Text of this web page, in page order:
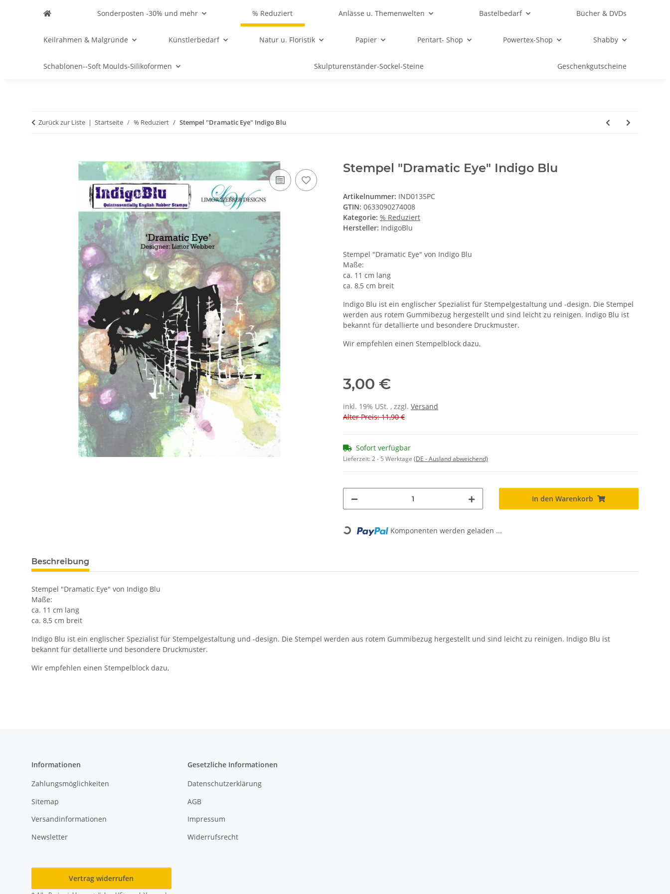
Sonderposten -30% und mehr % Reduziert Anlässe u. Themenwelten Bastelbedarf Bücher & DVDs
Keilrahmen & Malgründe Künstlerbedarf Natur u. Floristik Papier Pentart- Shop Powertex-Shop Shabby
Schablonen--Soft Moulds-Silikoformen Skulpturenständer-Sockel-Steine Geschenkgutscheine
Zurück zur Liste Startseite % Reduziert Stempel "Dramatic Eye" Indigo Blu
Stempel "Dramatic Eye" Indigo Blu
Artikelnummer: IND0135PC
GTIN: 0633090274008
Kategorie: % Reduziert
Hersteller: IndigoBlu
Stempel "Dramatic Eye" von Indigo Blu
Maße:
ca. 11 cm lang
ca. 8,5 cm breit
Indigo Blu ist ein englischer Spezialist für Stempelgestaltung und -design. Die Stempel
werden aus rotem Gummibezug hergestellt und sind leicht zu reinigen. Indigo Blu ist
bekannt für detallierte und besondere Druckmuster.
Wir empfehlen einen Stempelblock dazu,
3,00 €
inkl. 19% USt. , zzgl. Versand
Alter Preis: 11,90 €
Sofort verfügbar
Lieferzeit:2 - 5 Werktage (DE - Ausland abweichend)
In den Warenkorb
Loading... Komponenten werden geladen ...
Beschreibung
Stempel "Dramatic Eye" von Indigo Blu
Maße:
ca. 11 cm lang
ca. 8,5 cm breit
Indigo Blu ist ein englischer Spezialist für Stempelgestaltung und -design. Die Stempel werden aus rotem Gummibezug hergestellt und sind leicht zu reinigen. Indigo Blu ist
bekannt für detallierte und besondere Druckmuster.
Wir empfehlen einen Stempelblock dazu,
Informationen
Zahlungsmöglichkeiten
Sitemap
Versandinformationen
Newsletter
Gesetzliche Informationen
Datenschutzerklärung
AGB
Impressum
Widerrufsrecht
Vertrag widerrufen